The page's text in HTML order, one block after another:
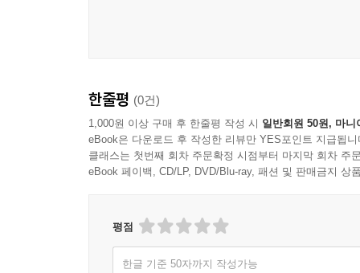
한줄평 (0건)
1,000원 이상 구매 후 한줄평 작성 시 일반회원 50원, 마니
eBook은 다운로드 후 작성한 리뷰만 YES포인트 지급됩니
클래스는 첫번째 회차 주문확정 시점부터 마지막 회차 주
eBook 페이백, CD/LP, DVD/Blu-ray, 패션 및 판매금지 상
평점
한글 기준 50자까지 작성가능